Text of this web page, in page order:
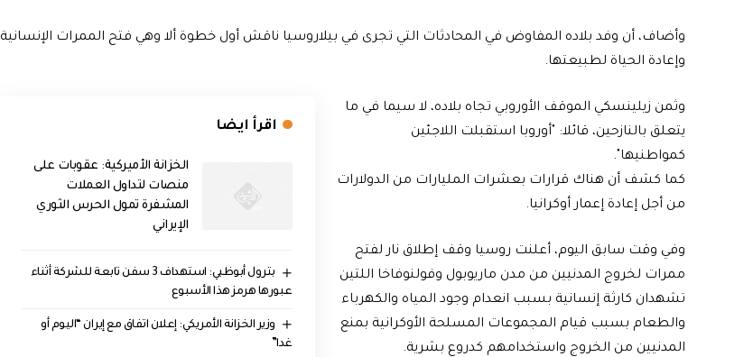
وأضاف، أن وفد بلاده المفاوض في المحادثات التي تجرى في بيلاروسيا ناقش أول خطوة ألا وهي فتح الممرات الإنسانية
وإعادة الحياة لطبيعتها.
اقرأ ايضا
الخزانة الأميركية: عقوبات على
منصات لتداول العملات
المشفرة تمول الحرس الثوري
الإيراني
بترول أبوظبي: استهداف 3 سفن تابعة للشركة أثناء
عبورها هرمز هذا الأسبوع
وزير الخزانة الأمريكي: إعلان اتفاق مع إيران “اليوم أو
غدا”
وثمن زيلينسكي الموقف الأوروبي تجاه بلاده، لا سيما في ما
يتعلق بالنازحين، قائلا: "أوروبا استقبلت اللاجئين
كمواطنيها".
كما كشف أن هناك قرارات بعشرات المليارات من الدولارات
من أجل إعادة إعمار أوكرانيا.
وفي وقت سابق اليوم، أعلنت روسيا وقف إطلاق نار لفتح
ممرات لخروج المدنيين من مدن ماريوبول وفولنوفاخا اللتين
تشهدان كارثة إنسانية بسبب انعدام وجود المياه والكهرباء
والطعام بسبب قيام المجموعات المسلحة الأوكرانية بمنع
المدنيين من الخروج واستخدامهم كدروع بشرية.